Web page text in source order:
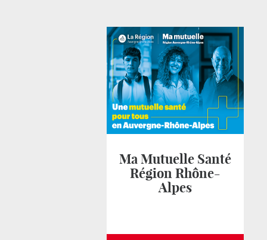
Ma Mutuelle Santé
Région Rhône-
Alpes